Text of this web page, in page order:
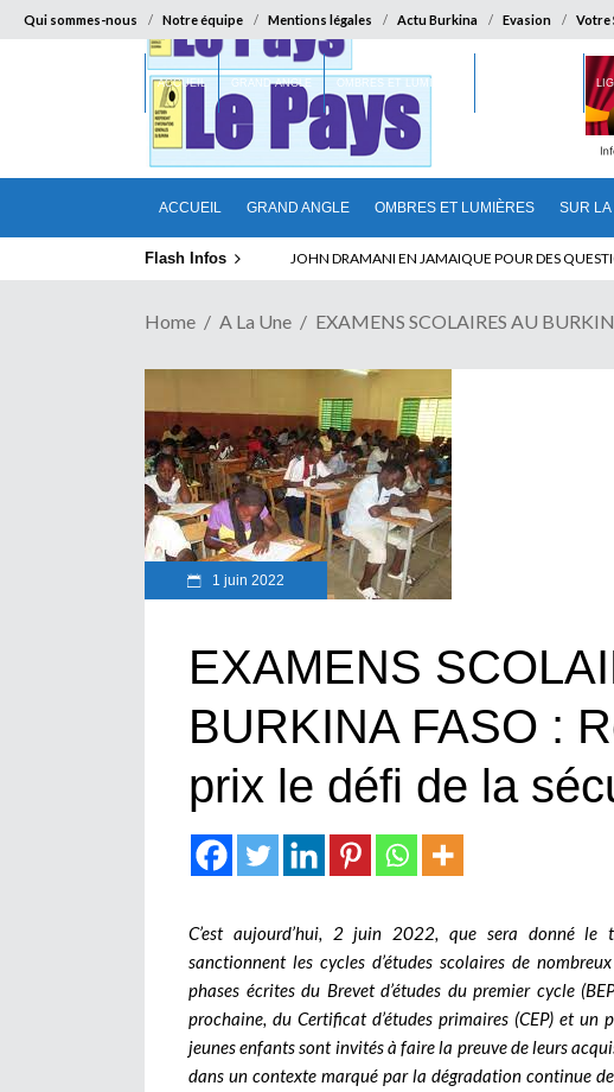
Qui sommes-nous Notre équipe Mentions légales Actu Burkina Evasion Votre
ACCUEIL GRAND ANGLE OMBRES ET LUMIÈRES SUR LA
ACCUEIL GRAND ANGLE OMBRES ET LUMIÈRES
Flash Infos JOHN DRAMANI EN JAMAIQUE POUR DES
ABSENCE PROLONGEE DE PAUL BIYA DU
Home A La Une EXAMENS SCOLAIRES AU
1 juin 2022
EXAMENS
BURKINA FASO :
prix le défi de la
C’est aujourd’hui, 2 juin 2022, que sera donné le
sanctionnent les cycles d’études scolaires de
phases écrites du Brevet d’études du premier cycle
prochaine, du Certificat d’études primaires (CEP) et
jeunes enfants sont invités à faire la preuve de leurs
dans un contexte marqué par la dégradation continue